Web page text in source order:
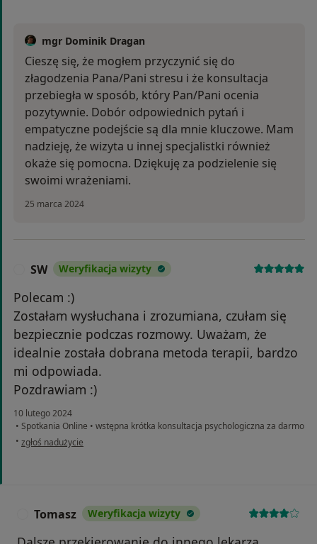
mgr Dominik Dragan
Cieszę się, że mogłem przyczynić się do
złagodzenia Pana/Pani stresu i że konsultacja
przebiegła w sposób, który Pan/Pani ocenia
pozytywnie. Dobór odpowiednich pytań i
empatyczne podejście są dla mnie kluczowe. Mam
nadzieję, że wizyta u innej specjalistki również
okaże się pomocna. Dziękuję za podzielenie się
swoimi wrażeniami.
25 marca 2024
SW Weryfikacja wizyty
Polecam :)
Zostałam wysłuchana i zrozumiana, czułam się
bezpiecznie podczas rozmowy. Uważam, że
idealnie została dobrana metoda terapii, bardzo
mi odpowiada.
Pozdrawiam :)
10 lutego 2024
• Spotkania Online • wstępna krótka konsultacja psychologiczna za darmo
• w opinii użytkownika SW
zgłoś nadużycie
Tomasz Weryfikacja wizyty